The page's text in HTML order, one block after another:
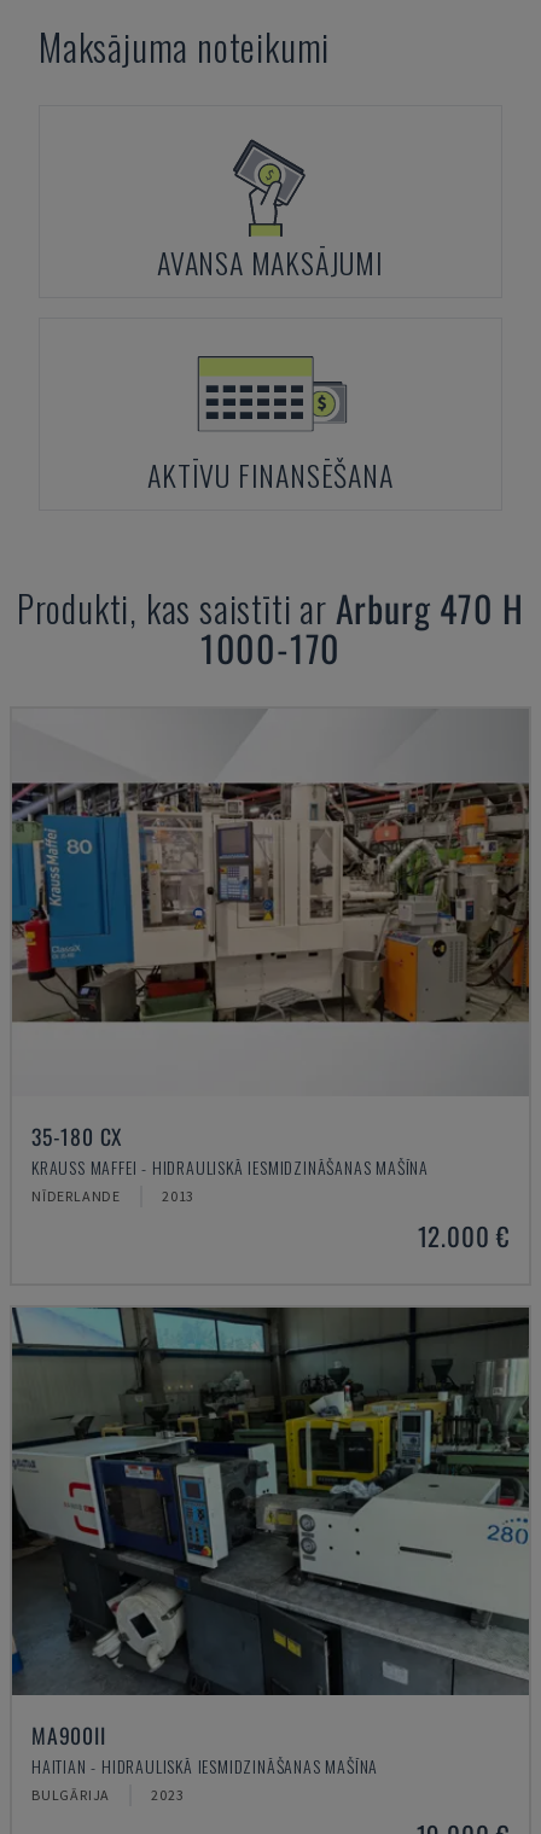
Maksājuma noteikumi
AVANSA MAKSĀJUMI
AKTĪVU FINANSĒŠANA
Produkti, kas saistīti arArburg 470 H
1000-170
35-180 CX
KRAUSS MAFFEI - HIDRAULISKĀ IESMIDZINĀŠANAS MAŠĪNA
NĪDERLANDE 2013
12.000 €
MA900ІІ
HAITIAN - HIDRAULISKĀ IESMIDZINĀŠANAS MAŠĪNA
BULGĀRIJA 2023